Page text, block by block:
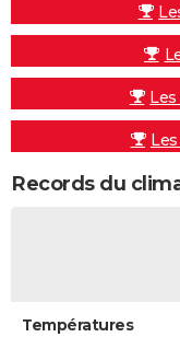
Records du
Températures